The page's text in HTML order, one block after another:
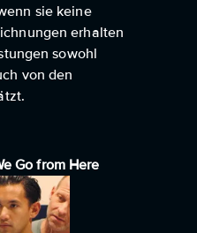
sie keine
erhalten
sowohl
von den
Go from Here